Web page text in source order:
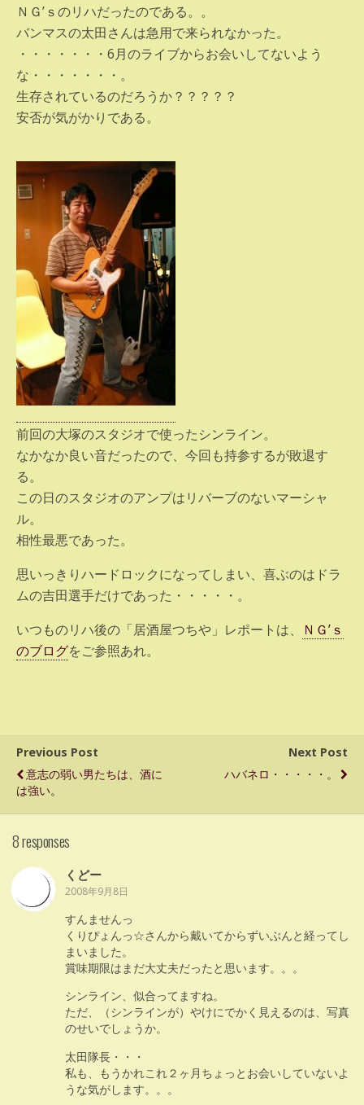
ＮＧ’ｓのリハだったのである。。
バンマスの太田さんは急用で来られなかった。
・・・・・・・6月のライブからお会いしてないよう
な・・・・・・・。
生存されているのだろうか？？？？？
安否が気がかりである。
前回の大塚のスタジオで使ったシンライン。
なかなか良い音だったので、今回も持参するが敗退す
る。
この日のスタジオのアンプはリバーブのないマーシャ
ル。
相性最悪であった。
思いっきりハードロックになってしまい、喜ぶのはドラ
ムの吉田選手だけであった・・・・・。
いつものリハ後の「居酒屋つちや」レポートは、
ＮＧ’ｓ
のブログをご参照あれ。
Previous Post
意志の弱い男たちは、酒に
は強い。
Next Post
ハバネロ・・・・・。
8 responses
くどー
2008年9月8日
すんませんっ
くりぴょんっ☆さんから戴いてからずいぶんと経ってし
まいました。
賞味期限はまだ大丈夫だったと思います。。。
シンライン、似合ってますね。
ただ、（シンラインが）やけにでかく見えるのは、写真
のせいでしょうか。
太田隊長・・・
私も、もうかれこれ２ヶ月ちょっとお会いしていないよ
うな気がします。。。